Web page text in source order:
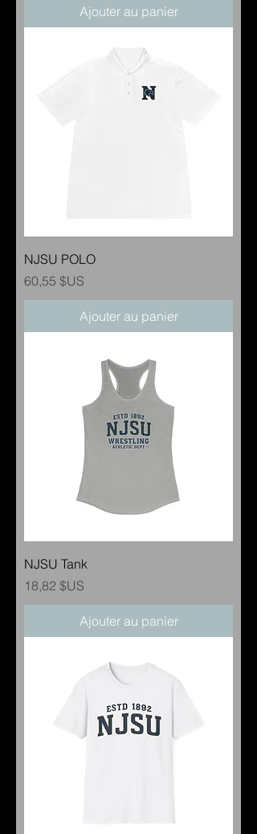
Ajouter au panier
NJSU POLO
Prix
60,55 $US
Ajouter au panier
NJSU Tank
Prix
18,82 $US
Ajouter au panier